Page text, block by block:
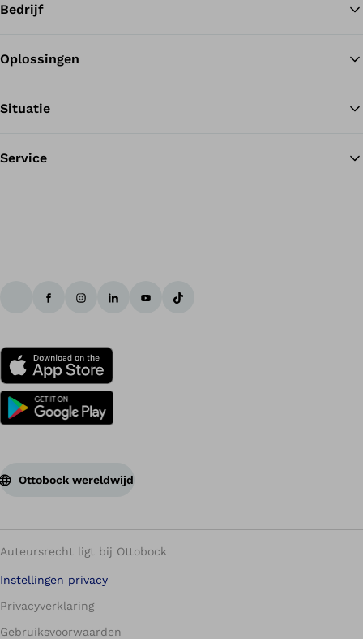
Bedrijf
Oplossingen
Situatie
Service
Ottobock wereldwijd
Auteursrecht ligt bij Ottobock
Instellingen privacy
Privacyverklaring
Gebruiksvoorwaarden